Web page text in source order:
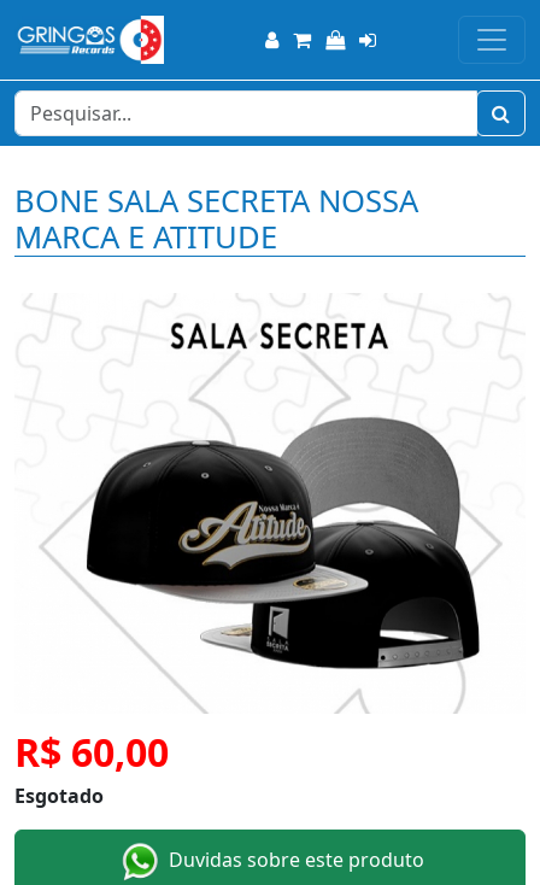
BONE SALA SECRETA NOSSA
MARCA E ATITUDE
R$ 60,00
Esgotado
Duvidas sobre este produto